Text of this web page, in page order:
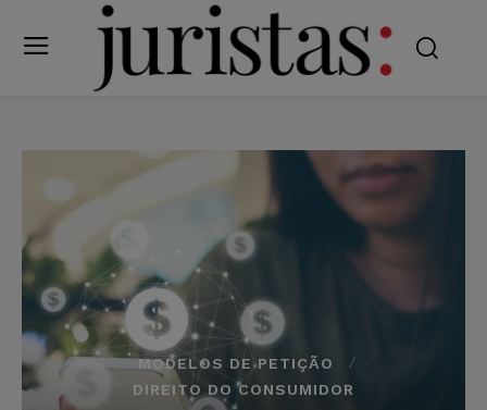
MODELOS DE PETIÇÃO
DIREITO DO CONSUMIDOR